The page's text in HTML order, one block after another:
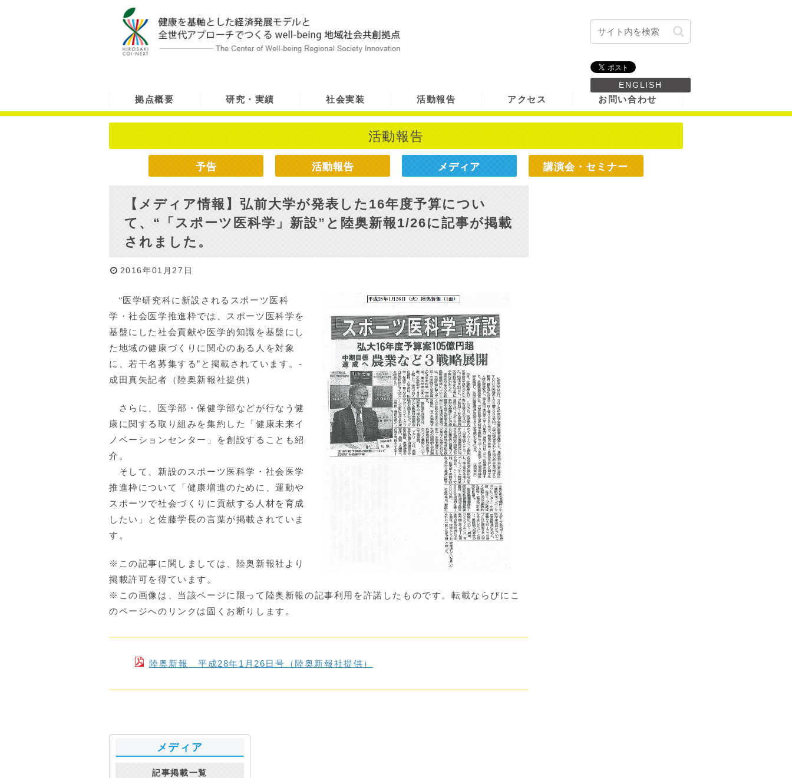
ENGLISH
拠点概要 研究・実績 社会実装 活動報告 アクセス お問い合わせ
活動報告
予告 活動報告 メディア 講演会・セミナー
【メディア情報】弘前大学が発表した16年度予算につい
て、“「スポーツ医科学」新設”と陸奥新報1/26に記事が掲載
されました。
2016年01月27日
“医学研究科に新設されるスポーツ医科
学・社会医学推進枠では、スポーツ医科学を
基盤にした社会貢献や医学的知識を基盤にし
た地域の健康づくりに関心のある人を対象
に、若干名募集する”と掲載されています。-
成田真矢記者（陸奥新報社提供）
さらに、医学部・保健学部などが行なう健
康に関する取り組みを集約した「健康未来イ
ノベーションセンター」を創設することも紹
介。
そして、新設のスポーツ医科学・社会医学
推進枠について「健康増進のために、運動や
スポーツで社会づくりに貢献する人材を育成
したい」と佐藤学長の言葉が掲載されていま
す。
※この記事に関しましては、陸奥新報社より
掲載許可を得ています。
※この画像は、当該ページに限って陸奥新報の記事利用を許諾したものです。転載ならびにこ
のページへのリンクは固くお断りします。
陸奥新報 平成28年1月26日号（陸奥新報社提供）
メディア
記事掲載一覧